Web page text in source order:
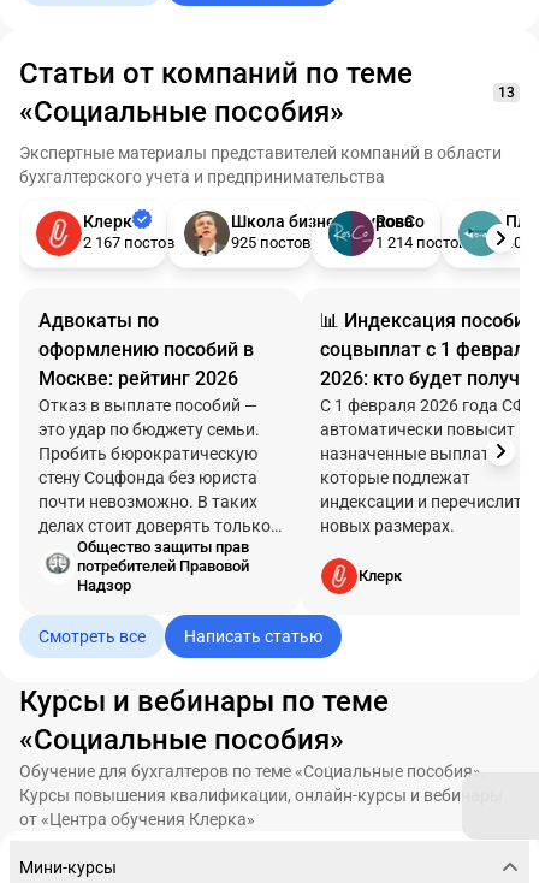
Статьи от компаний по теме
«Социальные пособия»
13
Экспертные материалы представителей компаний в области
бухгалтерского учета и предпринимательства
Клерк
2 167 постов
Школа бизнеса Турова
925 постов
RosCo
1 214 постов 405
Адвокаты по
оформлению пособий в
Москве: рейтинг 2026
Отказ в выплате пособий —
это удар по бюджету семьи.
Пробить бюрократическую
стену Соцфонда без юриста
почти невозможно. В таких
делах стоит доверять только
профи. Мы составили рейтинг
лучших адвокатов, чтобы вы
победили систему и получили
положенные вам от
государства деньги!
Общество защиты прав
потребителей Правовой
Надзор
📊 Индексация пособий
соцвыплат с 1 февраля
2026: кто будет
больше и на сколько
С 1 февраля 2026 года СФР
автоматически повысит
назначенные выплаты,
которые подлежат
индексации и перечислит
новых размерах.
Клерк
Смотреть все Написать статью
Курсы и вебинары по теме
«Социальные пособия»
Обучение для бухгалтеров по теме «Социальные пособия».
Курсы повышения квалификации, онлайн-курсы и вебинары
от «Центра обучения Клерка»
Мини-курсы